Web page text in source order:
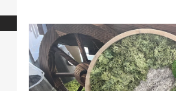
0,0
z
5
hvězdiček.